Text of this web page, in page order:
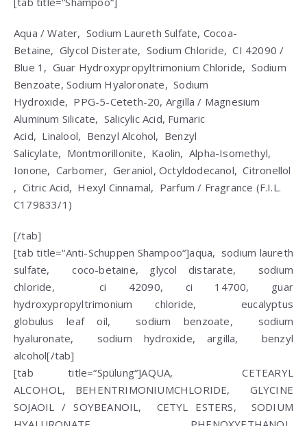
Aqua / Water,Sodium Laureth Sulfate, Cocoa-
Betaine,Glycol Disterate, Sodium Chloride,CI 42090 /
Blue 1, Guar Hydroxypropyltrimonium Chloride, Sodium
Benzoate, Sodium Hyaloronate,Sodium
Hydroxide, PPG-5-Ceteth-20, Argilla / Magnesium
Aluminum Silicate,Salicylic Acid, Fumaric
Acid, Linalool, Benzyl Alcohol, Benzyl
Salicylate, Montmorillonite, Kaolin,Alpha-Isomethyl,
Ionone, Carbomer,Geraniol,Octyldodecanol,Citronellol
, Citric Acid, Hexyl Cinnamal, Parfum / Fragrance (F.I.L.
C179833/1)
[/tab]
[tab title=“Anti-Schuppen Shampoo“]aqua, sodium laureth
sulfate,coco-betaine, glycol distarate, sodium
chloride, ci 42090, ci 14700, guar
hydroxypropyltrimonium chloride, eucalyptus
globulus leaf oil, sodium benzoate, sodium
hyaluronate, sodium hydroxide, argilla, benzyl
alcohol[/tab]
[tab title=“Spülung“]AQUA,CETEARYL
ALCOHOL , BEHENTRIMONIUMCHLORIDE, GLYCINE
SOJAOIL / SOYBEANOIL, CETYL ESTERS, SODIUM